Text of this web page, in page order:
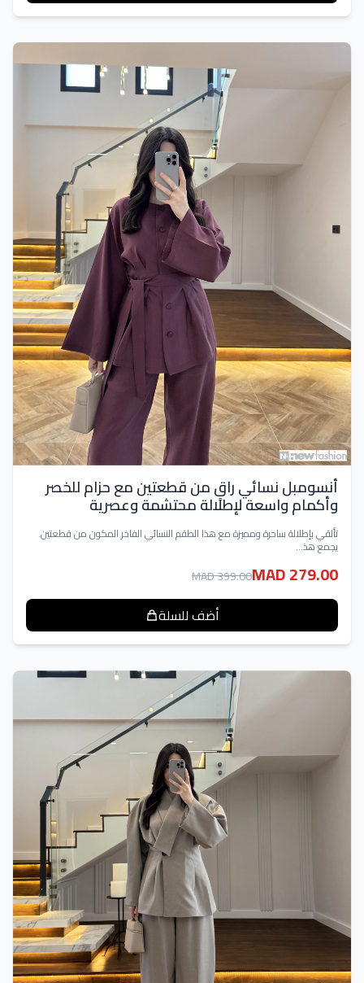
أنسومبل نسائي راقٍ من قطعتين مع حزام للخصر
وأكمام واسعة لإطلالة محتشمة وعصرية
تألقي بإطلالة ساحرة ومميزة مع هذا الطقم النسائي الفاخر المكون من قطعتين.
يجمع هذ...
MAD 279.00
MAD 399.00
أضف للسلة